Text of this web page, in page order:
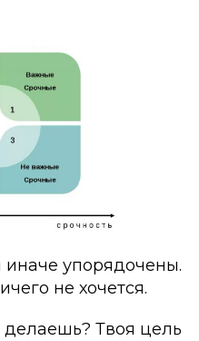
упорядочены.
не хочется.
Твоя цель